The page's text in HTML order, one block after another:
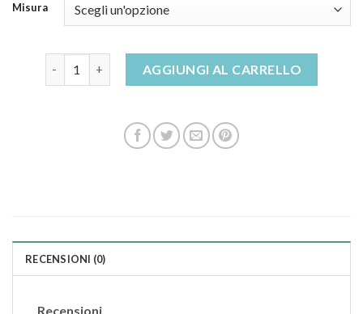
Misura
AGGIUNGI AL CARRELLO
RECENSIONI (0)
Recensioni